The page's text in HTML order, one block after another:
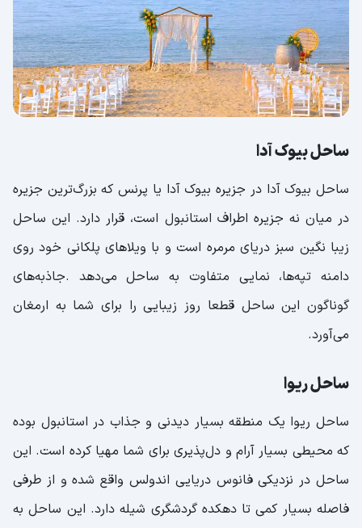
ساحل بیوک آدا
ساحل بیوک آدا در جزیره بیوک آدا یا پرنس که بزرگ‌ترین جزیره
در میان نه جزیره اطراف استانبول است، قرار دارد. این ساحل
زیبا نگین سبز دریای مرمره است و با ویلاهای پلکانی خود روی
دامنه تپه‌ها، نمایی متفاوت به ساحل می‌دهد .جاذبه‌های
گوناگون این ساحل قطعا روز زیبایی را برای شما به ارمغان
می‌آورد.
ساحل ریوا
ساحل ریوا یک منطقه بسیار دیدنی و جذاب در استانبول بوده
که محیطی بسیار آرام و دل‌پذیری برای شما مهیا کرده است. این
ساحل در نزدیکی فانوس دریایی اندولس واقع شده و از طرفی
فاصله بسیار کمی تا دهکده گردشگری شیله دارد. این ساحل به